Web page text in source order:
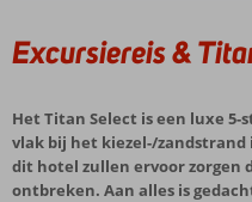
Excursiereis &
Het Titan Select is een luxe
vlak bij het kiezel-/zandstrand
dit hotel zullen ervoor zorgen
ontbreken. Aan alles is